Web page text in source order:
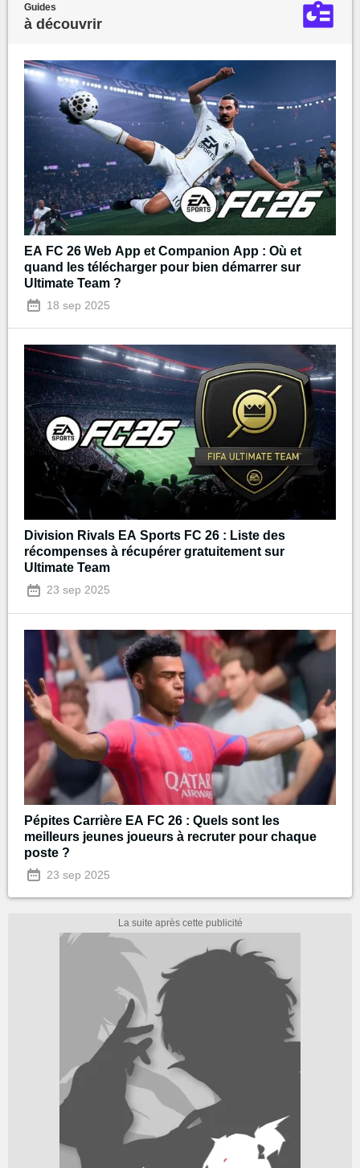
Guides
à découvrir
EA FC 26 Web App et Companion App : Où et
quand les télécharger pour bien démarrer sur
Ultimate Team ?
18 sep 2025
Division Rivals EA Sports FC 26 : Liste des
récompenses à récupérer gratuitement sur
Ultimate Team
23 sep 2025
Pépites Carrière EA FC 26 : Quels sont les
meilleurs jeunes joueurs à recruter pour chaque
poste ?
23 sep 2025